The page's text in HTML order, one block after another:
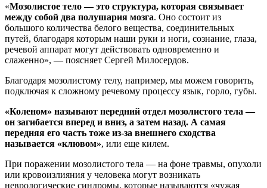
«Мозолистое тело — это структура, которая связывает
между собой два полушария мозга. Оно состоит из
большого количества белого вещества, соединительных
путей, благодаря которым наши руки и ноги, сознание, глаза,
речевой аппарат могут действовать одновременно и
слаженно», — поясняет Сергей Милосердов.
Благодаря мозолистому телу, например, мы можем говорить,
подключая к сложному речевому процессу язык, горло, губы.
«Коленом» называют передний отдел мозолистого тела —
он загибается вперед и вниз, а затем назад. А самая
передняя его часть тоже из-за внешнего сходства
называется «клювом», или еще килем.
При поражении мозолистого тела — на фоне травмы, опухоли
или кровоизлияния у человека могут возникать
неврологические синдромы, которые называются «чужая